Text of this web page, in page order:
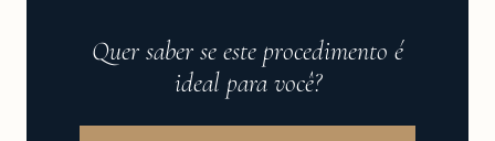
Quer saber se este procedimento é
ideal para você?